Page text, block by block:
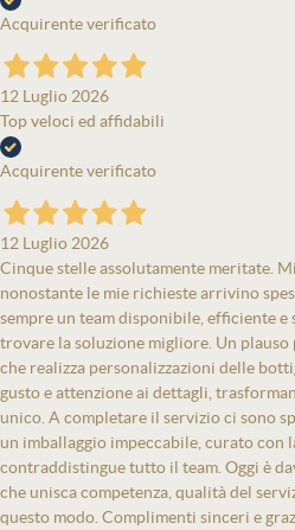
Acquirente verificato
12 Luglio 2026
Top veloci ed affidabili
Acquirente verificato
12 Luglio 2026
Cinque stelle assolutamente meritate.
nonostante le mie richieste arrivino
sempre un team disponibile, efficiente
trovare la soluzione migliore. Un
che realizza personalizzazioni delle
gusto e attenzione ai dettagli,
unico. A completare il servizio ci sono
un imballaggio impeccabile, curato con
contraddistingue tutto il team. Oggi è
che unisca competenza, qualità del
questo modo. Complimenti sinceri e